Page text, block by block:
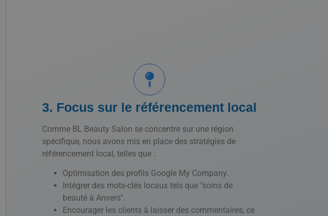
3. Focus sur le référencement local
Comme BL Beauty Salon se concentre sur une région
spécifique, nous avons mis en place des stratégies de
référencement local, telles que :
Optimisation des profils Google My Company.
Intégrer des mots-clés locaux tels que "soins de
beauté à Anvers".
Encourager les clients à laisser des commentaires, ce